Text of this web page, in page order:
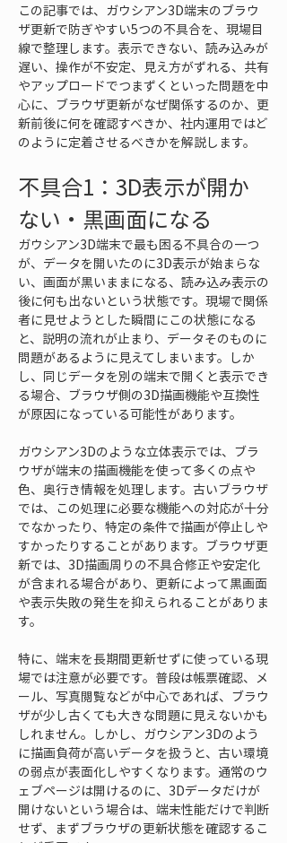
この記事では、ガウシアン3D端末のブラウ
ザ更新で防ぎやすい5つの不具合を、現場目
線で整理します。表示できない、読み込みが
遅い、操作が不安定、見え方がずれる、共有
やアップロードでつまずくといった問題を中
心に、ブラウザ更新がなぜ関係するのか、更
新前後に何を確認すべきか、社内運用ではど
のように定着させるべきかを解説します。
不具合1：3D表示が開か
ない・黒画面になる
ガウシアン3D端末で最も困る不具合の一つ
が、データを開いたのに3D表示が始まらな
い、画面が黒いままになる、読み込み表示の
後に何も出ないという状態です。現場で関係
者に見せようとした瞬間にこの状態になる
と、説明の流れが止まり、データそのものに
問題があるように見えてしまいます。しか
し、同じデータを別の端末で開くと表示でき
る場合、ブラウザ側の3D描画機能や互換性
が原因になっている可能性があります。
ガウシアン3Dのような立体表示では、ブラ
ウザが端末の描画機能を使って多くの点や
色、奥行き情報を処理します。古いブラウザ
では、この処理に必要な機能への対応が十分
でなかったり、特定の条件で描画が停止しや
すかったりすることがあります。ブラウザ更
新では、3D描画周りの不具合修正や安定化
が含まれる場合があり、更新によって黒画面
や表示失敗の発生を抑えられることがありま
す。
特に、端末を長期間更新せずに使っている現
場では注意が必要です。普段は帳票確認、メ
ール、写真閲覧などが中心であれば、ブラウ
ザが少し古くても大きな問題に見えないかも
しれません。しかし、ガウシアン3Dのよう
に描画負荷が高いデータを扱うと、古い環境
の弱点が表面化しやすくなります。通常のウ
ェブページは開けるのに、3Dデータだけが
開けないという場合は、端末性能だけで判断
せず、まずブラウザの更新状態を確認するこ